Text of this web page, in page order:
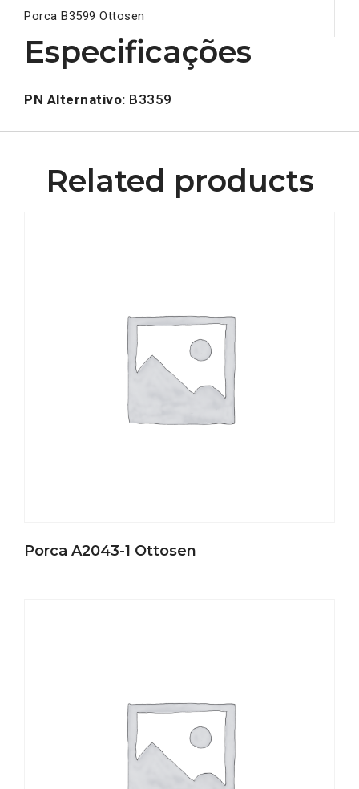
Porca B3599 Ottosen
Especificações
PN Alternativo: B3359
Related products
Porca A2043-1 Ottosen